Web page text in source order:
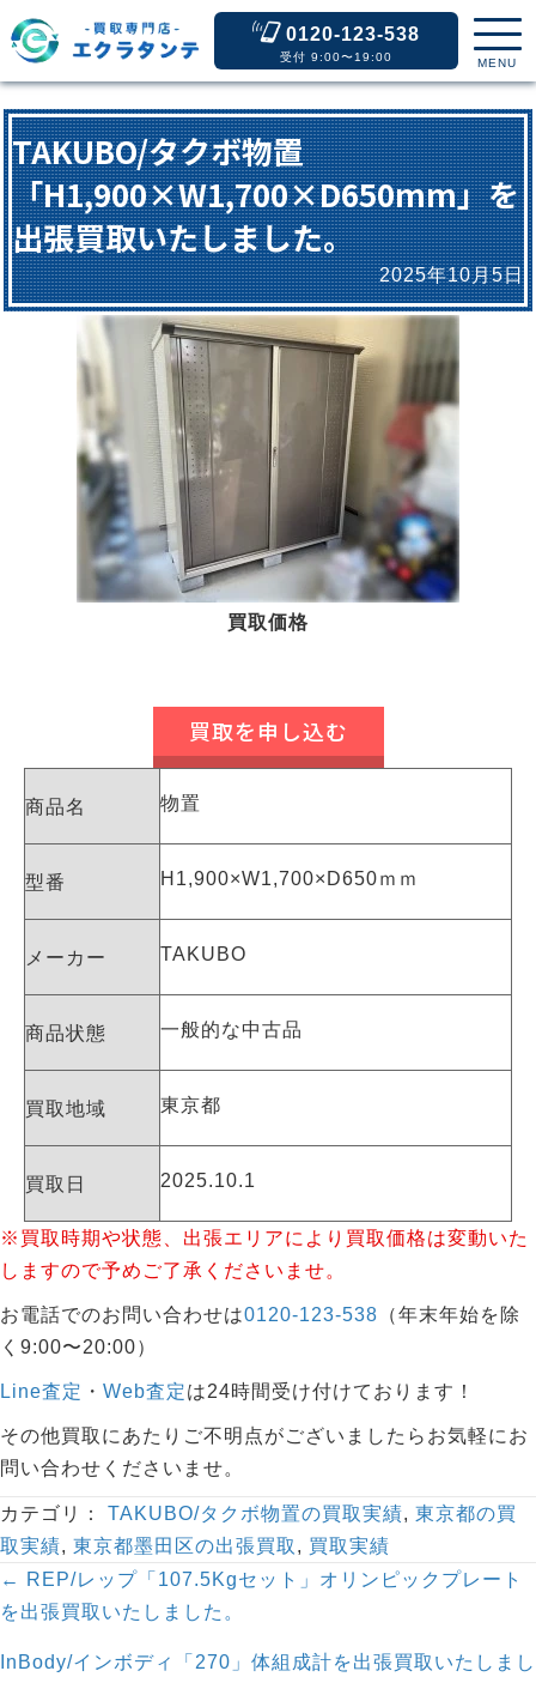
0120-123-538
受付 9:00〜19:00 MENU
TAKUBO/タクボ物置
「H1,900×W1,700×D650mm」を
出張買取いたしました。
2025年10月5日
買取価格
買取を申し込む
商品名 物置
型番 H1,900×W1,700×D650ｍｍ
メーカー TAKUBO
商品状態 一般的な中古品
買取地域 東京都
買取日 2025.10.1
※買取時期や状態、出張エリアにより買取価格は変動いた
しますので予めご了承くださいませ。
お電話でのお問い合わせは0120-123-538 （年末年始を除
く9:00〜20:00）
Line査定 ・ Web査定は24時間受け付けております！
その他買取にあたりご不明点がございましたらお気軽にお
問い合わせくださいませ。
カテゴリ： TAKUBO/タクボ物置の買取実績, 東京都の買
取実績, 東京都墨田区の出張買取 , 買取実績
Posts
navigation
← REP/レップ「107.5Kgセット」オリンピックプレート
を出張買取いたしました。
InBody/インボディ「270」体組成計を出張買取いたしまし